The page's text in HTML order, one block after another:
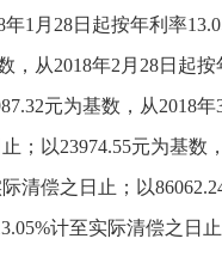
年1月28日起按年利率
，从2018年2月28日起按
元为基数，从2018
；以23974.55元为基数
清偿之日止；以
计至实际清偿之日